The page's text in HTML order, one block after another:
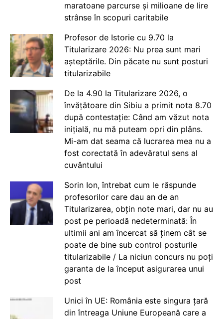
maratoane parcurse și milioane de lire
strânse în scopuri caritabile
Profesor de Istorie cu 9.70 la
Titularizare 2026: Nu prea sunt mari
așteptările. Din păcate nu sunt posturi
titularizabile
De la 4.90 la Titularizare 2026, o
învățătoare din Sibiu a primit nota 8.70
după contestație: Când am văzut nota
inițială, nu mă puteam opri din plâns.
Mi-am dat seama că lucrarea mea nu a
fost corectată în adevăratul sens al
cuvântului
Sorin Ion, întrebat cum le răspunde
profesorilor care dau an de an
Titularizarea, obțin note mari, dar nu au
post pe perioadă nedeterminată: În
ultimii ani am încercat să ținem cât se
poate de bine sub control posturile
titularizabile / La niciun concurs nu poți
garanta de la început asigurarea unui
post
Unici în UE: România este singura țară
din întreaga Uniune Europeană care a